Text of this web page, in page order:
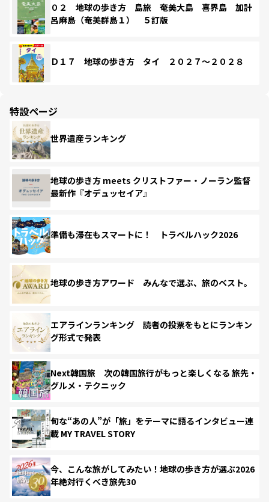
０２ 地球の歩き方 島旅 奄美大島 喜界島 加計
呂麻島（奄美群島１） ５訂版
Ｄ１７ 地球の歩き方 タイ ２０２７～２０２８
特設ページ
世界遺産ランキング
地球の歩き方 meets クリストファー・ノーラン監督
最新作『オデュッセイア』
準備も滞在もスマートに！ トラベルハック2026
地球の歩き方アワード みんなで選ぶ、旅のベスト。
エアラインランキング 読者の投票をもとにランキン
グ形式で発表
Next韓国旅 次の韓国旅行がもっと楽しくなる 旅先・
グルメ・テクニック
旬な“あの人”が「旅」をテーマに語るインタビュー連
載 MY TRAVEL STORY
今、こんな旅がしてみたい！地球の歩き方が選ぶ2026
年絶対行くべき旅先30